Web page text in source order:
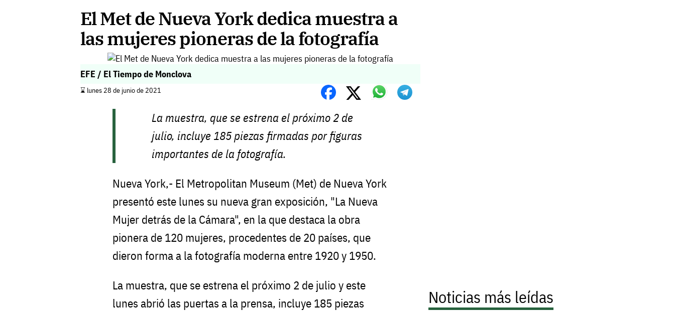
El Met de Nueva York dedica muestra a
las mujeres pioneras de la fotografía
EFE / El Tiempo de Monclova
⌛️ lunes 28 de junio de 2021
La muestra, que se estrena el próximo 2 de
julio, incluye 185 piezas firmadas por figuras
importantes de la fotografía.
Nueva York,- El Metropolitan Museum (Met) de Nueva York
presentó este lunes su nueva gran exposición, "La Nueva
Mujer detrás de la Cámara", en la que destaca la obra
pionera de 120 mujeres, procedentes de 20 países, que
dieron forma a la fotografía moderna entre 1920 y 1950.
La muestra, que se estrena el próximo 2 de julio y este
lunes abrió las puertas a la prensa, incluye 185 piezas
Noticias más leídas